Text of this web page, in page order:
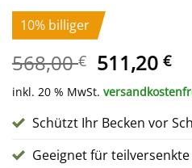
10% billiger
568,00€
Preis
war:
568,00 €
511,20€
inkl. 20 % MwSt.
Schützt Ihr Becken vor
Geeignet für